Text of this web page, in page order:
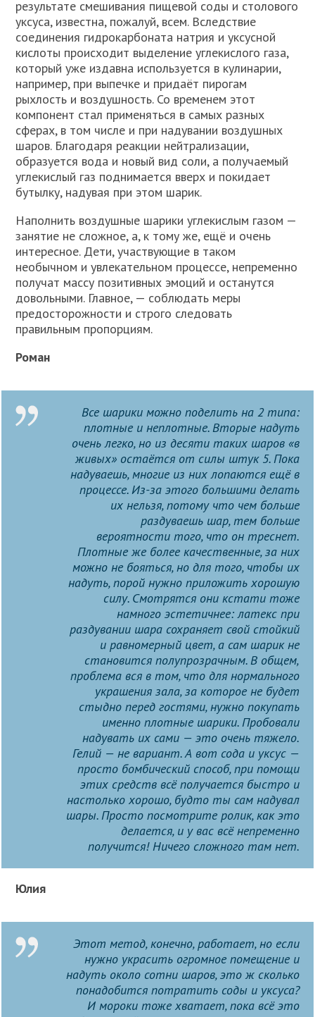
результате смешивания пищевой соды и столового
уксуса, известна, пожалуй, всем. Вследствие
соединения гидрокарбоната натрия и уксусной
кислоты происходит выделение углекислого газа,
который уже издавна используется в кулинарии,
например, при выпечке и придаёт пирогам
рыхлость и воздушность. Со временем этот
компонент стал применяться в самых разных
сферах, в том числе и при надувании воздушных
шаров. Благодаря реакции нейтрализации,
образуется вода и новый вид соли, а получаемый
углекислый газ поднимается вверх и покидает
бутылку, надувая при этом шарик.
Наполнить воздушные шарики углекислым газом —
занятие не сложное, а, к тому же, ещё и очень
интересное. Дети, участвующие в таком
необычном и увлекательном процессе, непременно
получат массу позитивных эмоций и останутся
довольными. Главное, — соблюдать меры
предосторожности и строго следовать
правильным пропорциям.
Роман
Все шарики можно поделить на 2 типа:
плотные и неплотные. Вторые надуть
очень легко, но из десяти таких шаров «в
живых» остаётся от силы штук 5. Пока
надуваешь, многие из них лопаются ещё в
процессе. Из-за этого большими делать
их нельзя, потому что чем больше
раздуваешь шар, тем больше
вероятности того, что он треснет.
Плотные же более качественные, за них
можно не бояться, но для того, чтобы их
надуть, порой нужно приложить хорошую
силу. Смотрятся они кстати тоже
намного эстетичнее: латекс при
раздувании шара сохраняет свой стойкий
и равномерный цвет, а сам шарик не
становится полупрозрачным. В общем,
проблема вся в том, что для нормального
украшения зала, за которое не будет
стыдно перед гостями, нужно покупать
именно плотные шарики. Пробовали
надувать их сами — это очень тяжело.
Гелий — не вариант. А вот сода и уксус —
просто бомбический способ, при помощи
этих средств всё получается быстро и
настолько хорошо, будто ты сам надувал
шары. Просто посмотрите ролик, как это
делается, и у вас всё непременно
получится! Ничего сложного там нет.
Юлия
Этот метод, конечно, работает, но если
нужно украсить огромное помещение и
надуть около сотни шаров, это ж сколько
понадобится потратить соды и уксуса?
И мороки тоже хватает, пока всё это